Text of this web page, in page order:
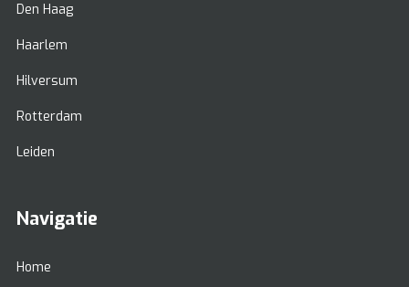
Den Haag
Haarlem
Hilversum
Rotterdam
Leiden
Navigatie
Home